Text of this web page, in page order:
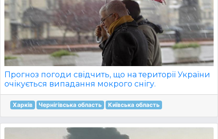
Прогноз погоди свідчить, що на території України
очікується випадання мокрого снігу.
Харків Чернігівська область Київська область